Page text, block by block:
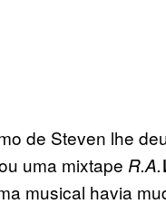
de Steven lhe
uma mixtape
musical havia